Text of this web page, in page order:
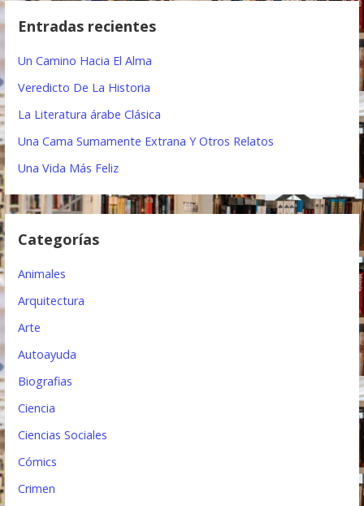
a
ó
n
d
n
d
a
Entradas recientes
Un Camino Hacia El Alma
Veredicto De La Historia
La Literatura árabe Clásica
Una Cama Sumamente Extrana Y Otros Relatos
Una Vida Más Feliz
Categorías
Animales
Arquitectura
Arte
Autoayuda
Biografias
Ciencia
Ciencias Sociales
Cómics
Crimen